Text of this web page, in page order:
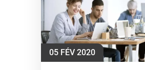
05 FÉV 2020